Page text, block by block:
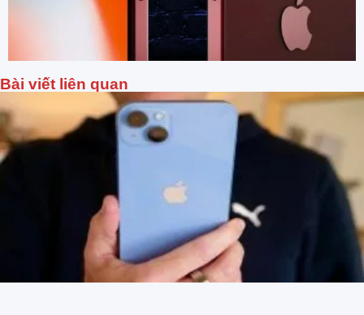
Bài viết liên quan